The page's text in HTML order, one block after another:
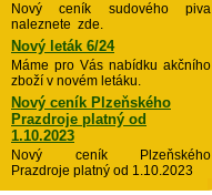
Nový ceník sudového piva
naleznete zde.
Nový leták 6/24
Máme pro Vás nabídku akčního
zboží v novém letáku.
Nový ceník Plzeňského
Prazdroje platný od
1.10.2023
Nový ceník Plzeňského
Prazdroje platný od 1.10.2023